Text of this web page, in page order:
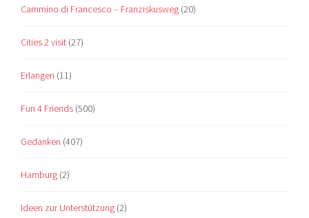
Cammino di Francesco – Franziskusweg (20)
Cities 2 visit (27)
Erlangen (11)
Fun 4 Friends (500)
Gedanken (407)
Hamburg (2)
Ideen zur Unterstützung (2)